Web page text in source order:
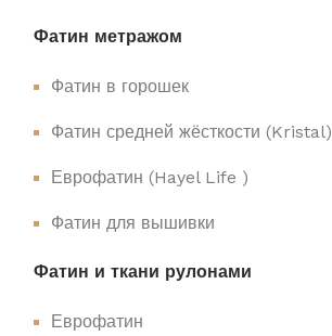
Фатин метражом
Фатин в горошек
Фатин средней жёсткости (Kristal)
Еврофатин (Hayel Life )
Фатин для вышивки
Фатин и ткани рулонами
Еврофатин